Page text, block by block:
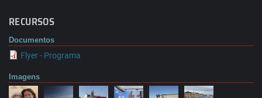
RECURSOS
Documentos
Flyer - Programa
Imagens